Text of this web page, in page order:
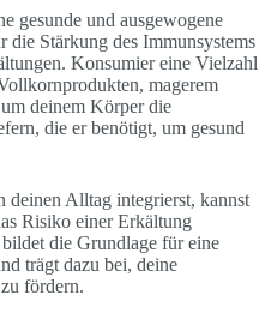
gesunde und ausgewogene
die Stärkung des Immunsystems
Konsumier eine Vielzahl
magerem
deinem Körper die
die er benötigt, um gesund
deinen Alltag integrierst, kannst
Risiko einer Erkältung
die Grundlage für eine
trägt dazu bei, deine
fördern.